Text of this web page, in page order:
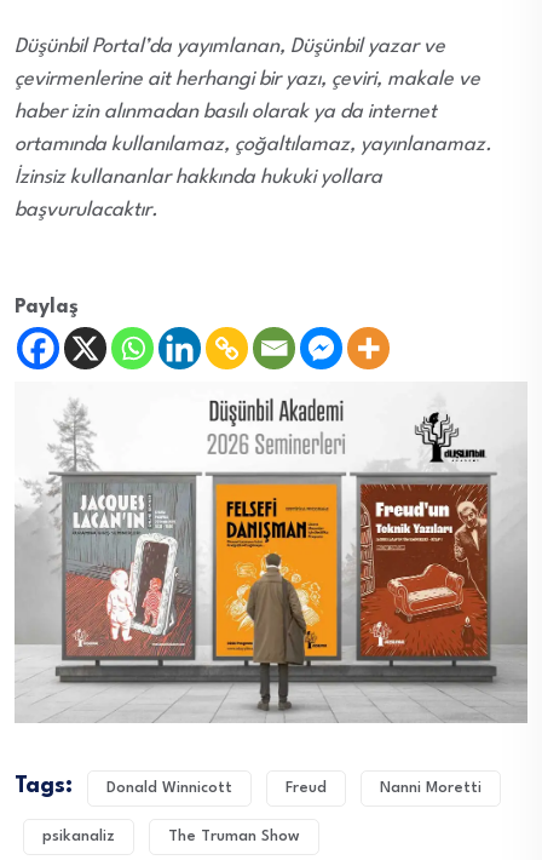
Düşünbil Portal’da yayımlanan, Düşünbil yazar ve
çevirmenlerine ait herhangi bir yazı, çeviri, makale ve
haber izin alınmadan basılı olarak ya da internet
ortamında kullanılamaz, çoğaltılamaz, yayınlanamaz.
İzinsiz kullananlar hakkında hukuki yollara
başvurulacaktır.
Paylaş
Tags: Donald Winnicott Freud Nanni Moretti
psikanaliz The Truman Show